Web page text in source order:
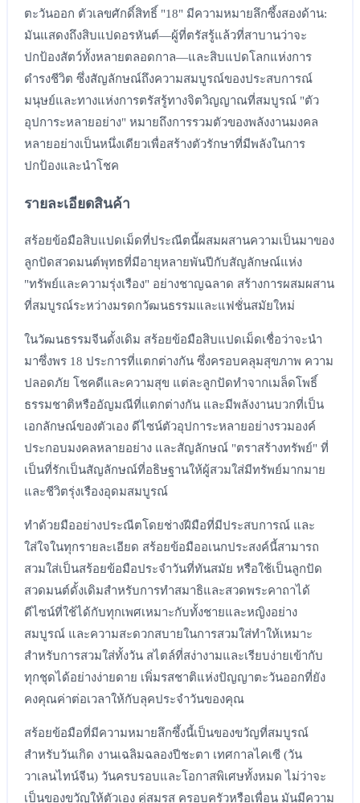
ตะวันออก ตัวเลขศักดิ์สิทธิ์ "18" มีความหมายลึกซึ้งสองด้าน:
มันแสดงถึงสิบแปดอรหันต์—ผู้ที่ตรัสรู้แล้วที่สาบานว่าจะ
ปกป้องสัตว์ทั้งหลายตลอดกาล—และสิบแปดโลกแห่งการ
ดำรงชีวิต ซึ่งสัญลักษณ์ถึงความสมบูรณ์ของประสบการณ์
มนุษย์และทางแห่งการตรัสรู้ทางจิตวิญญาณที่สมบูรณ์ "ตัว
อุปการะหลายอย่าง" หมายถึงการรวมตัวของพลังงานมงคล
หลายอย่างเป็นหนึ่งเดียวเพื่อสร้างตัวรักษาที่มีพลังในการ
ปกป้องและนำโชค
รายละเอียดสินค้า
สร้อยข้อมือสิบแปดเม็ดที่ประณีตนี้ผสมผสานความเป็นมาของ
ลูกปัดสวดมนต์พุทธที่มีอายุหลายพันปีกับสัญลักษณ์แห่ง
"ทรัพย์และความรุ่งเรือง" อย่างชาญฉลาด สร้างการผสมผสาน
ที่สมบูรณ์ระหว่างมรดกวัฒนธรรมและแฟชั่นสมัยใหม่
ในวัฒนธรรมจีนดั้งเดิม สร้อยข้อมือสิบแปดเม็ดเชื่อว่าจะนำ
มาซึ่งพร 18 ประการที่แตกต่างกัน ซึ่งครอบคลุมสุขภาพ ความ
ปลอดภัย โชคดีและความสุข แต่ละลูกปัดทำจากเมล็ดโพธิ์
ธรรมชาติหรืออัญมณีที่แตกต่างกัน และมีพลังงานบวกที่เป็น
เอกลักษณ์ของตัวเอง ดีไซน์ตัวอุปการะหลายอย่างรวมองค์
ประกอบมงคลหลายอย่าง และสัญลักษณ์ "ตราสร้างทรัพย์" ที่
เป็นที่รักเป็นสัญลักษณ์ที่อธิษฐานให้ผู้สวมใส่มีทรัพย์มากมาย
และชีวิตรุ่งเรืองอุดมสมบูรณ์
ทำด้วยมืออย่างประณีตโดยช่างฝีมือที่มีประสบการณ์ และ
ใส่ใจในทุกรายละเอียด สร้อยข้อมืออเนกประสงค์นี้สามารถ
สวมใส่เป็นสร้อยข้อมือประจำวันที่ทันสมัย หรือใช้เป็นลูกปัด
สวดมนต์ดั้งเดิมสำหรับการทำสมาธิและสวดพระคาถาได้
ดีไซน์ที่ใช้ได้กับทุกเพศเหมาะกับทั้งชายและหญิงอย่าง
สมบูรณ์ และความสะดวกสบายในการสวมใส่ทำให้เหมาะ
สำหรับการสวมใส่ทั้งวัน สไตล์ที่สง่างามและเรียบง่ายเข้ากับ
ทุกชุดได้อย่างง่ายดาย เพิ่มรสชาติแห่งปัญญาตะวันออกที่ยัง
คงคุณค่าต่อเวลาให้กับลุคประจำวันของคุณ
สร้อยข้อมือที่มีความหมายลึกซึ้งนี้เป็นของขวัญที่สมบูรณ์
สำหรับวันเกิด งานเฉลิมฉลองปีชะตา เทศกาลไคเซี (วัน
วาเลนไทน์จีน) วันครบรอบและโอกาสพิเศษทั้งหมด ไม่ว่าจะ
เป็นของขวัญให้ตัวเอง คู่สมรส ครอบครัวหรือเพื่อน มันมีความ